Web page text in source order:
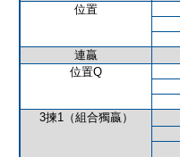
位置
連贏
位置Q
3揀1（組合獨贏）